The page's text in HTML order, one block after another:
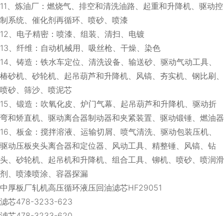
11、炼油厂：燃烧气、排空和清洗油路、起重和升降机、驱动控
制系统、催化剂再循环、喷砂、喷漆
12、电子精密：喷漆、组装、清扫、电镀
13、纤维：自动机械用、吸丝枪、干燥、染色
14、铸造：铁水车定位、清洗设备、输送砂、驱动气动工具、
椿砂机、砂轮机、起吊葫芦和升降机、风镐、夯实机、钢比刷、
喷砂、筛沙、喷泥芯
15、锻造：吹氧化皮、炉门气幕、起吊葫芦和升降机、驱动折
弯和矫直机、驱动离合器制动器和夹紧装置、驱动锻锤、燃油器
16、板金：搅拌溶液、运输切屑、喷气清洗、驱动包装压机、
驱动压板夹头离合器和定位器、风动工具、精整锤、风镐、钻
头、砂轮机、起吊机和升降机、组合工具、铆机、喷砂、喷润滑
剂、喷漆喷涂、容器探漏
中厚板厂轧机高压循环液压回油滤芯HF29051
滤芯478-3233-623